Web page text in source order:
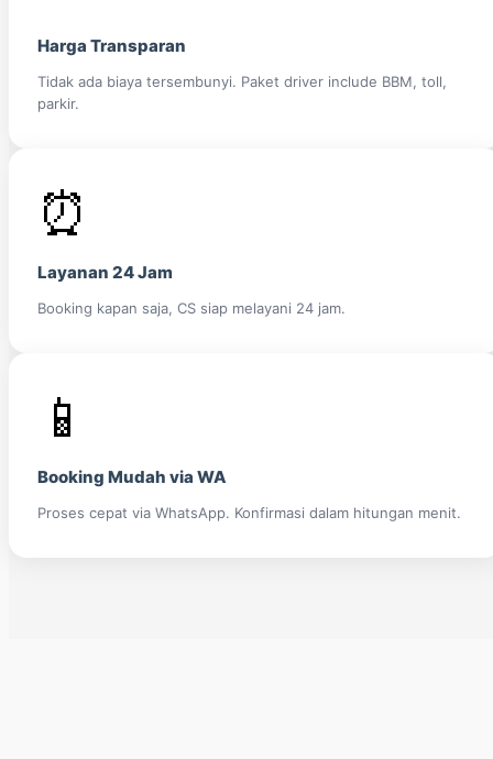
Harga Transparan
Tidak ada biaya tersembunyi. Paket driver include BBM, toll,
parkir.
⏰
Layanan 24 Jam
Booking kapan saja, CS siap melayani 24 jam.
📱
Booking Mudah via WA
Proses cepat via WhatsApp. Konfirmasi dalam hitungan menit.